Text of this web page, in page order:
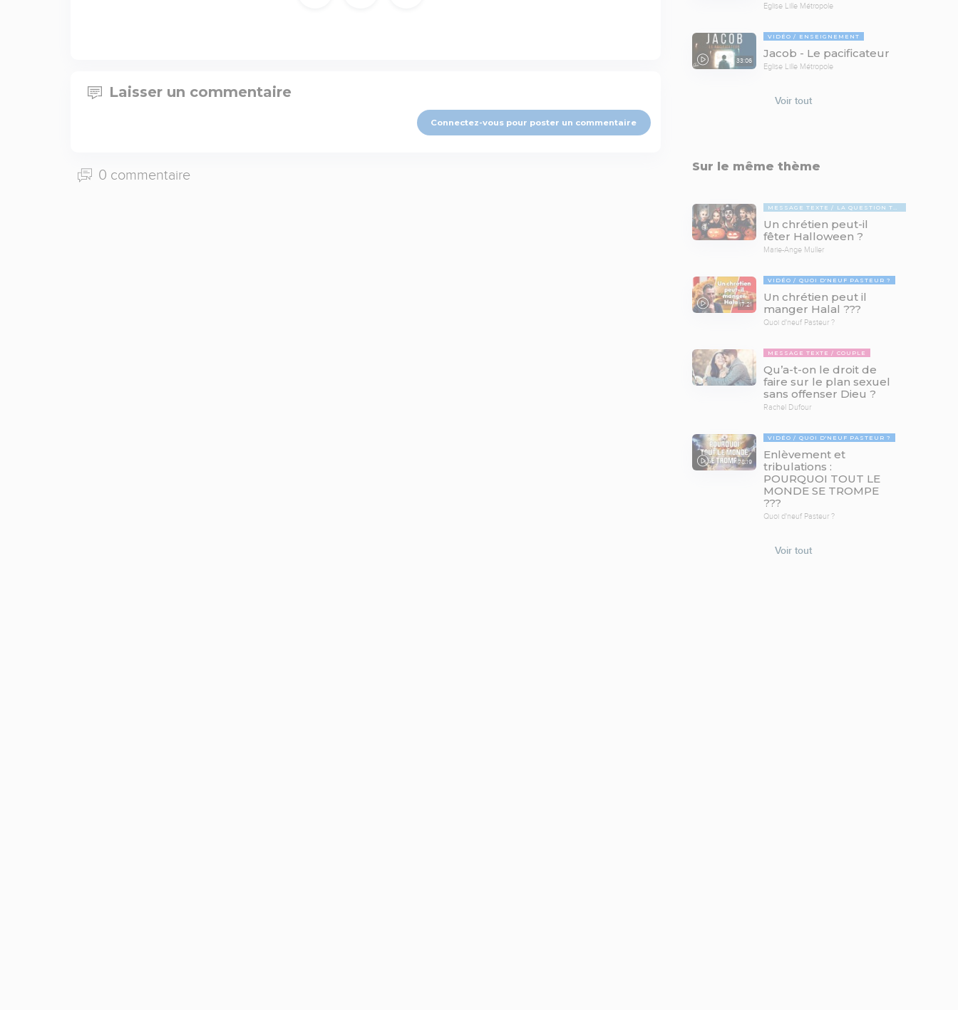
Laisser un commentaire
Connectez-vous pour poster un commentaire
0 commentaire
Eglise Lille Métropole
33:06
VIDÉO ENSEIGNEMENT
Jacob - Le pacificateur
Eglise Lille Métropole
Voir tout
Sur le même thème
MESSAGE TEXTE LA QUESTION TABOUE
Un chrétien peut-il
fêter Halloween ?
Marie-Ange Muller
17:21
VIDÉO QUOI D'NEUF PASTEUR ?
Un chrétien peut il
manger Halal ???
Quoi d'neuf Pasteur ?
MESSAGE TEXTE COUPLE
Qu’a-t-on le droit de
faire sur le plan sexuel
sans offenser Dieu ?
Rachel Dufour
78:19
VIDÉO QUOI D'NEUF PASTEUR ?
Enlèvement et
tribulations :
POURQUOI TOUT LE
MONDE SE TROMPE
???
Quoi d'neuf Pasteur ?
Voir tout